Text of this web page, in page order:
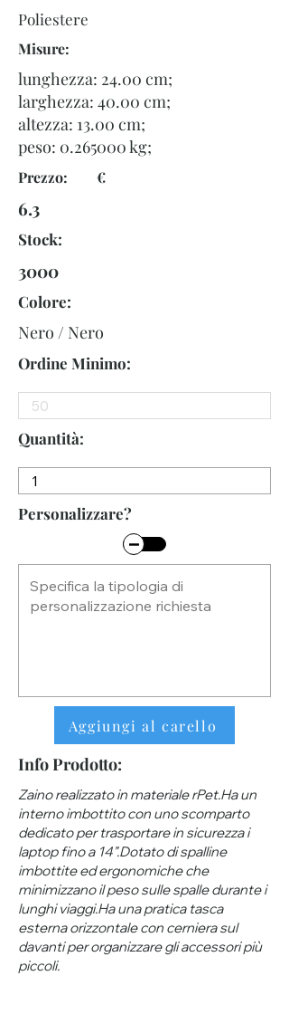
Poliestere
Misure:
lunghezza: 24.00 cm;
larghezza: 40.00 cm;
altezza: 13.00 cm;
peso: 0.265000kg;
Prezzo: €
6.3
Stock:
3000
Colore:
Nero / Nero
Ordine Minimo:
Quantità:
Personalizzare?
Aggiungi al carello
Info Prodotto:
Zaino realizzato in materiale rPet.Ha un
interno imbottito con uno scomparto
dedicato per trasportare in sicurezza i
laptop fino a 14".Dotato di spalline
imbottite ed ergonomiche che
minimizzano il peso sulle spalle durante i
lunghi viaggi.Ha una pratica tasca
esterna orizzontale con cerniera sul
davanti per organizzare gli accessori più
piccoli.